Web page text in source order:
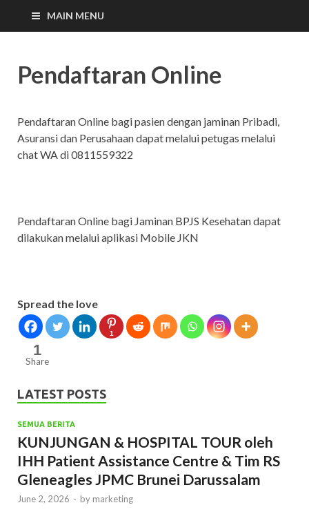
MAIN MENU
Pendaftaran Online
Pendaftaran Online bagi pasien dengan jaminan Pribadi,
Asuransi dan Perusahaan dapat melalui petugas melalui
chat WA di 0811559322
Pendaftaran Online bagi Jaminan BPJS Kesehatan dapat
dilakukan melalui aplikasi Mobile JKN
Spread the love
1
1
Share
LATEST POSTS
SEMUA BERITA
KUNJUNGAN & HOSPITAL TOUR oleh
IHH Patient Assistance Centre & Tim RS
Gleneagles JPMC Brunei Darussalam
June 2, 2026 - by marketing